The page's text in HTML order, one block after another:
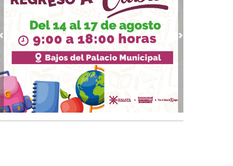
Ago 06, 2026 / 12:48
Nuevo ciclo en la UAT
Ago 06, 2026 / 12:43
Transformación con justicia social, mil 800
personas de 7 municipios reciben Apoyo a la
Palabra: Nahle
Ago 06, 2026 / 11:39
León XIV visitaría México hasta después de las
elecciones de 2027, afirma Claudia Sheinbaum
Congreso pide reforzar seguridad en cajeros
Previous Next